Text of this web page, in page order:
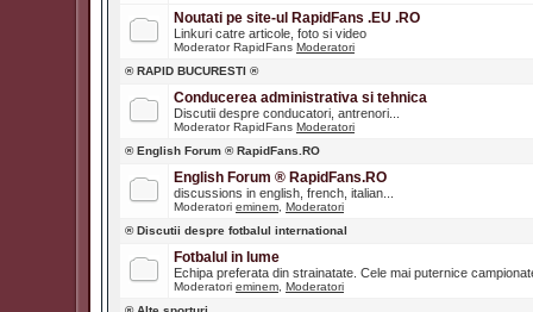
Noutati pe site-ul RapidFans .EU .RO
Linkuri catre articole, foto si video
Moderator RapidFans Moderatori
® RAPID BUCURESTI ®
Conducerea administrativa si tehnica
Discutii despre conducatori, antrenori...
Moderator RapidFans Moderatori
® English Forum ® RapidFans.RO
English Forum ® RapidFans.RO
discussions in english, french, italian...
Moderatori eminem Moderatori
® Discutii despre fotbalul international
Fotbalul in lume
Echipa preferata din strainatate. Cele mai puternice
Moderatori eminem Moderatori